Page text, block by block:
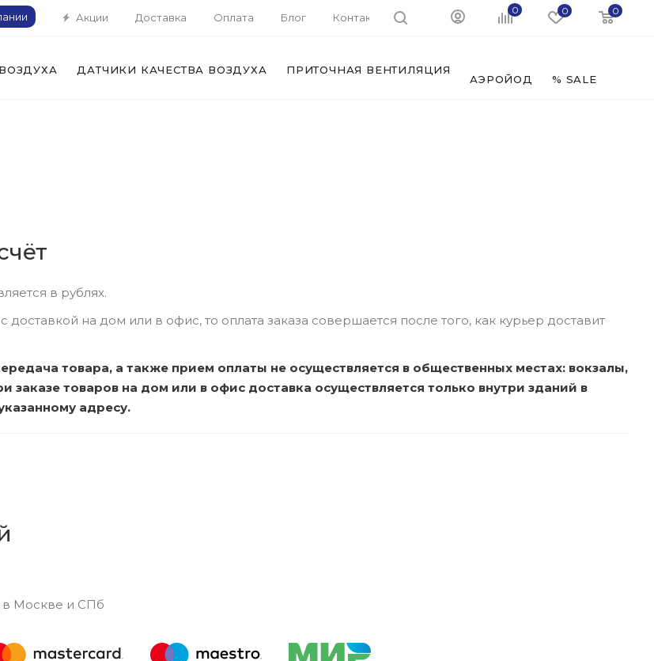
Акции Доставка Оплата Блог Контакты
0 0 0
ДАТЧИКИ КАЧЕСТВА ВОЗДУХА ПРИТОЧНАЯ ВЕНТИЛЯЦИЯ
АЭРОЙОД % SALE
в рублях.
доставкой на дом или в офис, то оплата заказа совершается после того, как курьер доставит
товара, а также прием оплаты не осуществляется в общественных местах: вокзалы,
заказе товаров на дом или в офис доставка осуществляется только внутри зданий в
адресу.
в Москве и СПб